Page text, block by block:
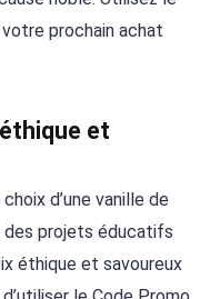
prochain achat
et
d’une vanille de
projets éducatifs
éthique et savoureux